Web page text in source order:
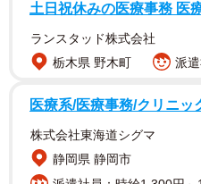
グラムからタラセンコ氏の写
リプニツカヤさんは体の柔
ーズンから一気に頭角を現
世界選手権では浅田真央に
輪では団体戦で金メダル獲
土日祝休みの医療事務 医
ランスタッド株式会社
栃木県 野木町
派
医療系/医療事務/クリニッ
株式会社東海道シグマ
静岡県 静岡市